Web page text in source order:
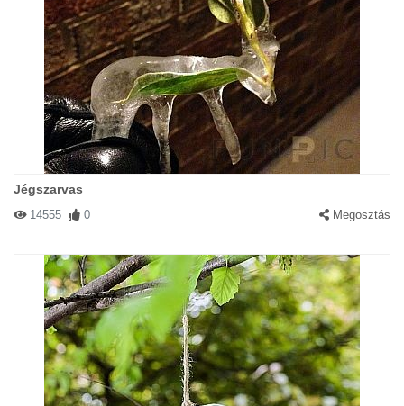
Jégszarvas
14555 0 Megosztás